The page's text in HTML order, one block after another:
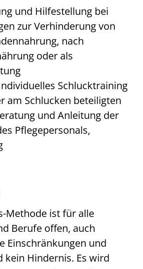
und Hilfestellung bei
zur Verhinderung von
nach
oder als
Schlucktraining
am Schlucken beteiligten
und Anleitung der
Pflegepersonals,
Methode ist für alle
Berufe offen, auch
Einschränkungen und
kein Hindernis. Es wird